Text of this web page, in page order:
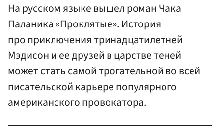
На русском языке вышел роман Чака
Паланика «Проклятые». История
про приключения тринадцатилетней
Мэдисон и ее друзей в царстве теней
может стать самой трогательной во всей
писательской карьере популярного
американского провокатора.